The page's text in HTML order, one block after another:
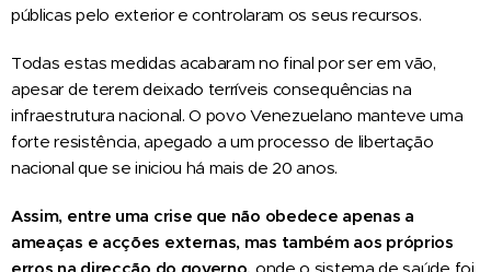
públicas pelo exterior e controlaram os seus recursos.
Todas estas medidas acabaram no final por ser em vão,
apesar de terem deixado terríveis consequências na
infraestrutura nacional. O povo Venezuelano manteve uma
forte resistência, apegado a um processo de libertação
nacional que se iniciou há mais de 20 anos.
Assim, entre uma crise que não obedece apenas a
ameaças e acções externas, mas também aos próprios
erros na direcção do governo, onde o sistema de saúde foi